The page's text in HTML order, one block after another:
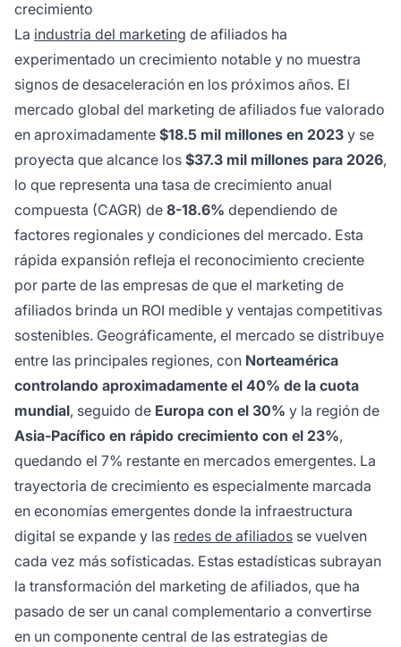
crecimiento
La industria del marketing de afiliados ha
experimentado un crecimiento notable y no muestra
signos de desaceleración en los próximos años. El
mercado global del marketing de afiliados fue valorado
en aproximadamente $18.5 mil millones en 2023 y se
proyecta que alcance los $37.3 mil millones para 2026,
lo que representa una tasa de crecimiento anual
compuesta (CAGR) de 8-18.6% dependiendo de
factores regionales y condiciones del mercado. Esta
rápida expansión refleja el reconocimiento creciente
por parte de las empresas de que el marketing de
afiliados brinda un ROI medible y ventajas competitivas
sostenibles. Geográficamente, el mercado se distribuye
entre las principales regiones, con Norteamérica
controlando aproximadamente el 40% de la cuota
mundial, seguido de Europa con el 30% y la región de
Asia-Pacífico en rápido crecimiento con el 23%,
quedando el 7% restante en mercados emergentes. La
trayectoria de crecimiento es especialmente marcada
en economías emergentes donde la infraestructura
digital se expande y las redes de afiliados se vuelven
cada vez más sofisticadas. Estas estadísticas subrayan
la transformación del marketing de afiliados, que ha
pasado de ser un canal complementario a convertirse
en un componente central de las estrategias de